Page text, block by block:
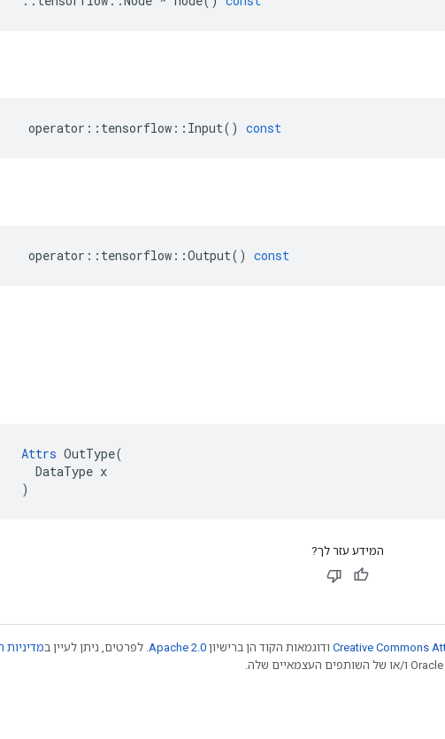
operator :: tensorflow :: Input() const
operator :: tensorflow ::Output() const
Attrs OutType(
  DataType x
)
המידע עזר לך?
Creative Commons ודוגמאות הקוד הן ברישיון Apache 2.0 . לפרטים, ניתן לעיין ב